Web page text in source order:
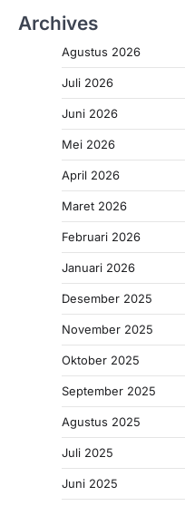
Archives
Agustus 2026
Juli 2026
Juni 2026
Mei 2026
April 2026
Maret 2026
Februari 2026
Januari 2026
Desember 2025
November 2025
Oktober 2025
September 2025
Agustus 2025
Juli 2025
Juni 2025